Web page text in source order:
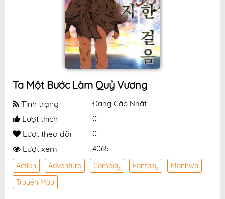
Ta Một Bước Làm Quỷ Vương
Tình trạng Đang Cập Nhật
Lượt thích 0
Lượt theo dõi 0
Lượt xem 4065
Action Adventure Comedy Fantasy
Manhwa
Truyện Màu